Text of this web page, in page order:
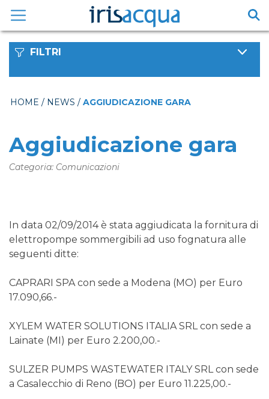
contenuto
FILTRI
HOME / NEWS / AGGIUDICAZIONE GARA
Aggiudicazione gara
Categoria: Comunicazioni
In data 02/09/2014 è stata aggiudicata la fornitura di
elettropompe sommergibili ad uso fognatura alle
seguenti ditte:
CAPRARI SPA con sede a Modena (MO) per Euro
17.090,66.-
XYLEM WATER SOLUTIONS ITALIA SRL con sede a
Lainate (MI) per Euro 2.200,00.-
SULZER PUMPS WASTEWATER ITALY SRL con sede
a Casalecchio di Reno (BO) per Euro 11.225,00.-